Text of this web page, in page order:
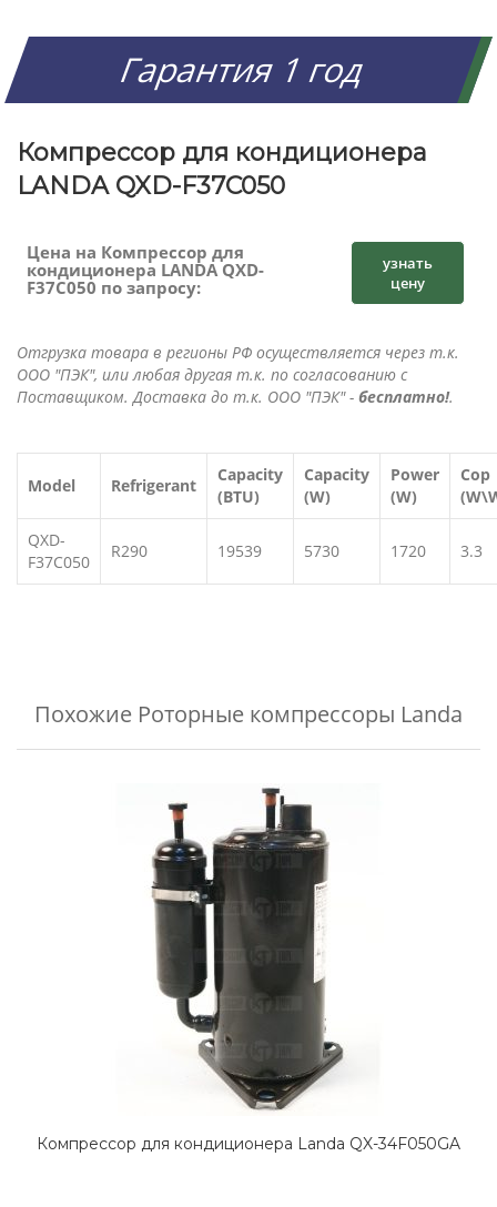
Гарантия 1 год
Компрессор для кондиционера
LANDA QXD-F37C050
Цена на Компрессор для
кондиционера LANDA QXD-
F37C050 по запросу:
узнать
цену
Отгрузка товара в регионы РФ осуществляется через т.к.
ООО "ПЭК", или любая другая т.к. по согласованию с
Поставщиком. Доставка до т.к. ООО "ПЭК" - бесплатно!.
Model Refrigerant
Capacity
(BTU)
Capacity
(W)
Power
(W)
Cop
QXD-
F37C050
R290 19539 5730 1720 3.3
Похожие Роторные компрессоры Landa
Компрессор для кондиционера Landa QX-34F050GA